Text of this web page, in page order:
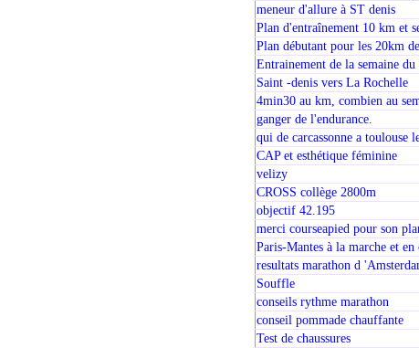
meneur d'allure à ST denis
Plan d'entraînement 10 km et
Plan débutant pour les 20km
Entrainement de la semaine
Saint -denis vers La Rochelle
4min30 au km, combien au
ganger de l'endurance.
qui de carcassonne a toulouse
CAP et esthétique féminine
velizy
CROSS collège 2800m
objectif 42.195
merci courseapied pour son
Paris-Mantes à la marche et en
resultats marathon d
Souffle
conseils rythme marathon
conseil pommade chauffante
Test de chaussures